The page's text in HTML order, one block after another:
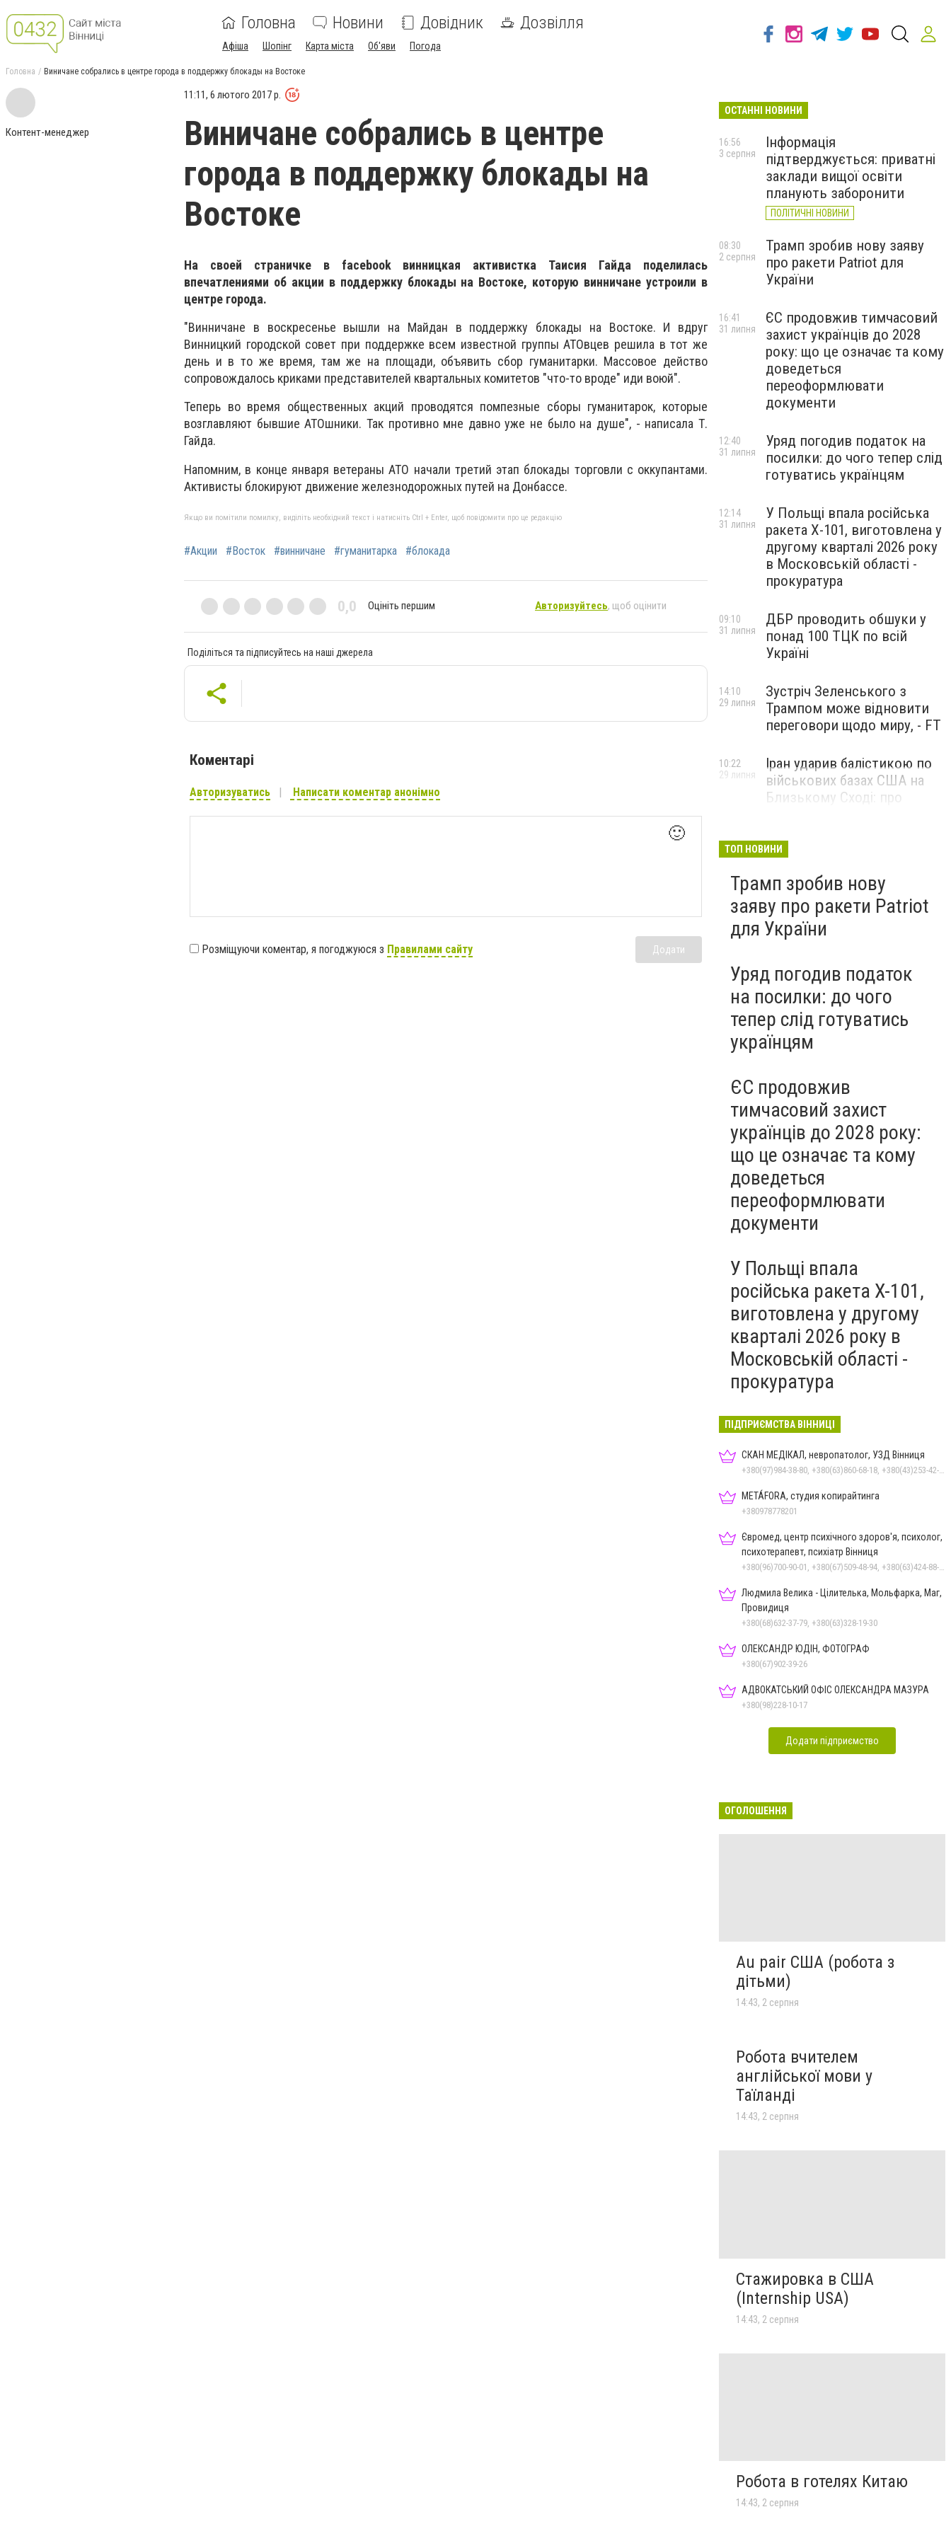
Головна Новини Довідник Дозвілля
Афіша Шопінг Карта міста Об'яви Погода
Головна Виничане собрались в центре города в поддержку блокады на Востоке
Контент-менеджер
11:11, 6 лютого 2017 р.
Виничане собрались в центре
города в поддержку блокады на
Востоке
На своей страничке в facebook винницкая активистка Таисия Гайда поделилась
впечатлениями об акции в поддержку блокады на Востоке, которую винничане устроили в
центре города.
"Винничане в воскресенье вышли на Майдан в поддержку блокады на Востоке. И вдруг
Винницкий городской совет при поддержке всем известной группы АТОвцев решила в тот же
день и в то же время, там же на площади, объявить сбор гуманитарки. Массовое действо
сопровождалось криками представителей квартальных комитетов "что-то вроде" иди воюй".
Теперь во время общественных акций проводятся помпезные сборы гуманитарок, которые
возглавляют бывшие АТОшники. Так противно мне давно уже не было на душе", - написала Т.
Гайда.
Напомним, в конце января ветераны АТО начали третий этап блокады торговли с оккупантами.
Активисты блокируют движение железнодорожных путей на Донбассе.
Якщо ви помітили помилку, виділіть необхідний текст і натисніть Ctrl + Enter, щоб повідомити про це редакцію
#Акции #Восток #винничане #гуманитарка #блокада
0,0 Оцініть першим Авторизуйтесь, щоб оцінити
Поділіться та підписуйтесь на наші джерела
Коментарі
Авторизуватись Написати коментар анонімно
🙂
Розміщуючи коментар, я погоджуюся з Правилами сайту Додати
ОСТАННІ НОВИНИ
Інформація
підтверджується: приватні
заклади вищої освіти
планують заборонити
ПОЛІТИЧНІ НОВИНИ
16:56
3 серпня
Трамп зробив нову заяву
про ракети Patriot для
України
08:30
2 серпня
ЄС продовжив тимчасовий
захист українців до 2028
року: що це означає та кому
доведеться
переоформлювати
документи
16:41
31 липня
Уряд погодив податок на
посилки: до чого тепер слід
готуватись українцям
12:40
31 липня
У Польщі впала російська
ракета X-101, виготовлена у
другому кварталі 2026 року
в Московській області -
прокуратура
12:14
31 липня
ДБР проводить обшуки у
понад 100 ТЦК по всій
Україні
09:10
31 липня
Зустріч Зеленського з
Трампом може відновити
переговори щодо миру, - FT
14:10
29 липня
Іран ударив балістикою по
військових базах США на
Близькому Сході: про
10:22
29 липня
ТОП НОВИНИ
Трамп зробив нову
заяву про ракети Patriot
для України
Уряд погодив податок
на посилки: до чого
тепер слід готуватись
українцям
ЄС продовжив
тимчасовий захист
українців до 2028 року:
що це означає та кому
доведеться
переоформлювати
документи
У Польщі впала
російська ракета X-101,
виготовлена у другому
кварталі 2026 року в
Московській області -
прокуратура
ПІДПРИЄМСТВА ВІННИЦІ
СКАН МЕДІКАЛ, невропатолог, УЗД Вінниця
+380(97)984-38-80, +380(63)860-68-18, +380(43)253-42-51
METÁFORA, студия копирайтинга
+380978778201
Євромед, центр психічного здоров'я, психолог,
психотерапевт, психіатр Вінниця
+380(96)700-90-01, +380(67)509-48-94, +380(63)424-88-30
Людмила Велика - Цілителька, Мольфарка, Маг,
Провидиця
+380(68)632-37-79, +380(63)328-19-30
ОЛЕКСАНДР ЮДІН, ФОТОГРАФ
+380(67)902-39-26
АДВОКАТСЬКИЙ ОФІС ОЛЕКСАНДРА МАЗУРА
+380(98)228-10-17
Додати підприємство
ОГОЛОШЕННЯ
Au pair США (робота з
дітьми)
14:43, 2 серпня
Робота вчителем
англійської мови у
Таїланді
14:43, 2 серпня
Стажировка в США
(Internship USA)
14:43, 2 серпня
Робота в готелях Китаю
14:43, 2 серпня